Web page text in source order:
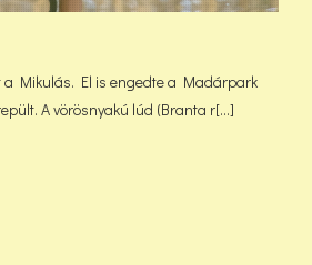
Mikulás. El is engedte a Madárpark
A vörösnyakú lúd (Branta r[...]